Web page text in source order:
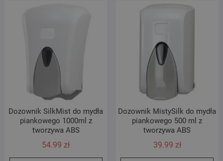
Dozownik SilkMist do mydła
piankowego 1000ml z
tworzywa ABS
54.99zł
Dozownik MistySilk do mydła
piankowego 500 ml z
tworzywa ABS
39.99 zł